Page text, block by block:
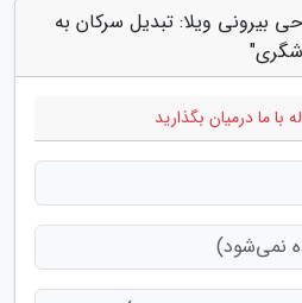
بیرونی ویلا: تبدیل سرکان به
با ما درمیان بگذارید